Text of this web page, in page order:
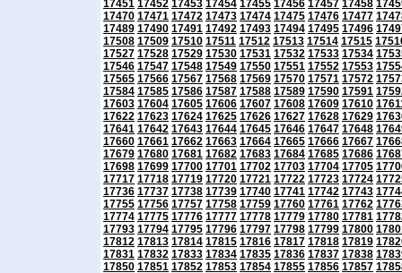
17451 17452 17453 17454 17455 17456 17457 17458
17470 17471 17472 17473 17474 17475 17476 17477
17489 17490 17491 17492 17493 17494 17495 17496
17508 17509 17510 17511 17512 17513 17514 17515
17527 17528 17529 17530 17531 17532 17533 17534
17546 17547 17548 17549 17550 17551 17552 17553
17565 17566 17567 17568 17569 17570 17571 17572
17584 17585 17586 17587 17588 17589 17590 17591
17603 17604 17605 17606 17607 17608 17609 17610
17622 17623 17624 17625 17626 17627 17628 17629
17641 17642 17643 17644 17645 17646 17647 17648
17660 17661 17662 17663 17664 17665 17666 17667
17679 17680 17681 17682 17683 17684 17685 17686
17698 17699 17700 17701 17702 17703 17704 17705
17717 17718 17719 17720 17721 17722 17723 17724
17736 17737 17738 17739 17740 17741 17742 17743
17755 17756 17757 17758 17759 17760 17761 17762
17774 17775 17776 17777 17778 17779 17780 17781
17793 17794 17795 17796 17797 17798 17799 17800
17812 17813 17814 17815 17816 17817 17818 17819
17831 17832 17833 17834 17835 17836 17837 17838
17850 17851 17852 17853 17854 17855 17856 17857